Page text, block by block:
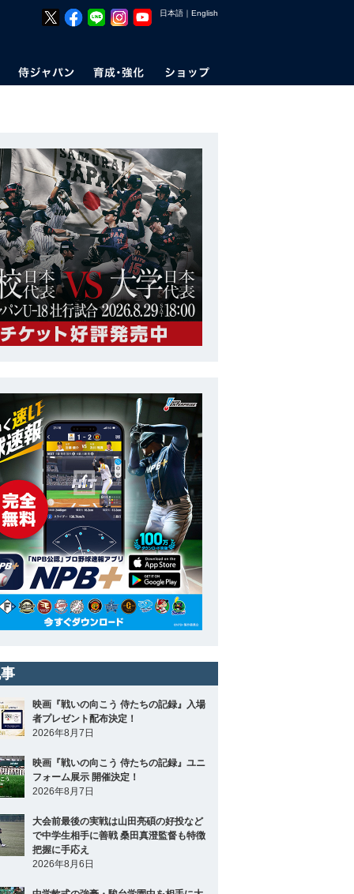
日本語 ｜ English
映画『戦いの向こう 侍たちの記録』入場
者プレゼント配布決定！
2026年8月7日
映画『戦いの向こう 侍たちの記録』ユニ
フォーム展示 開催決定！
2026年8月7日
大会前最後の実戦は山田亮碩の好投など
で中学生相手に善戦 桑田真澄監督も特徴
把握に手応え
2026年8月6日